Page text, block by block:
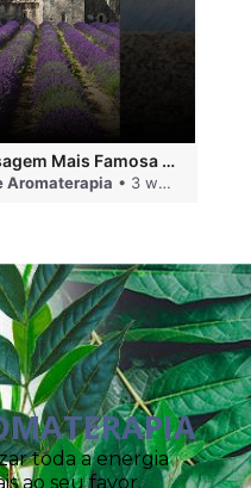
QUINARÍ - Sénanque, a Paisagem Mais Famosa da Aromaterapia
Aromaterapia • 3 weeks ago
toda a energia
ao seu favor.